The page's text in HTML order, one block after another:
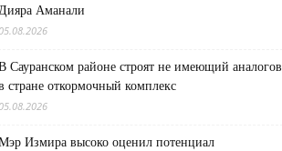
Аманали
Сауранском районе строят не имеющий аналогов
стране откормочный комплекс
Измира высоко оценил потенциал